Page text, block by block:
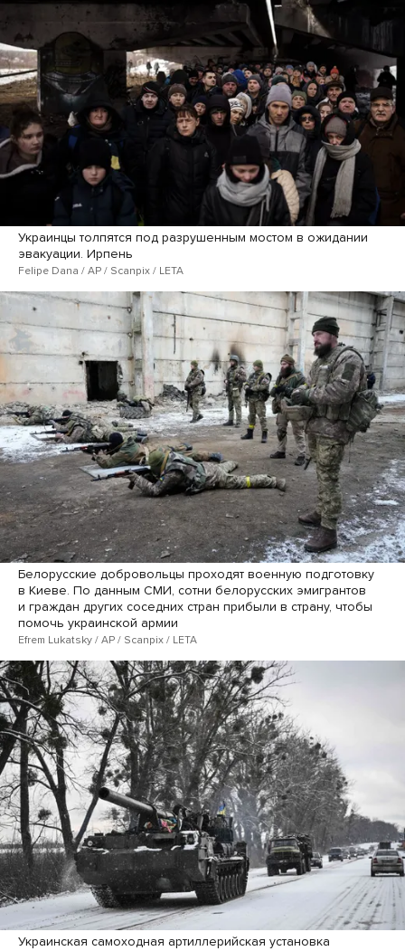
Украинцы толпятся под разрушенным мостом в ожидании
эвакуации. Ирпень
Felipe Dana / AP / Scanpix / LETA
Белорусские добровольцы проходят военную подготовку
в Киеве. По данным СМИ, сотни белорусских эмигрантов
и граждан других соседних стран прибыли в страну, чтобы
помочь украинской армии
Efrem Lukatsky / AP / Scanpix / LETA
Украинская самоходная артиллерийская установка